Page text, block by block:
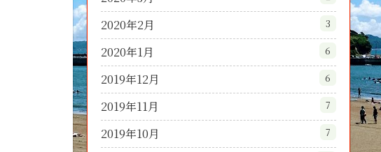
2020年2月 3
2020年1月 6
2019年12月 6
2019年11月 7
2019年10月 7